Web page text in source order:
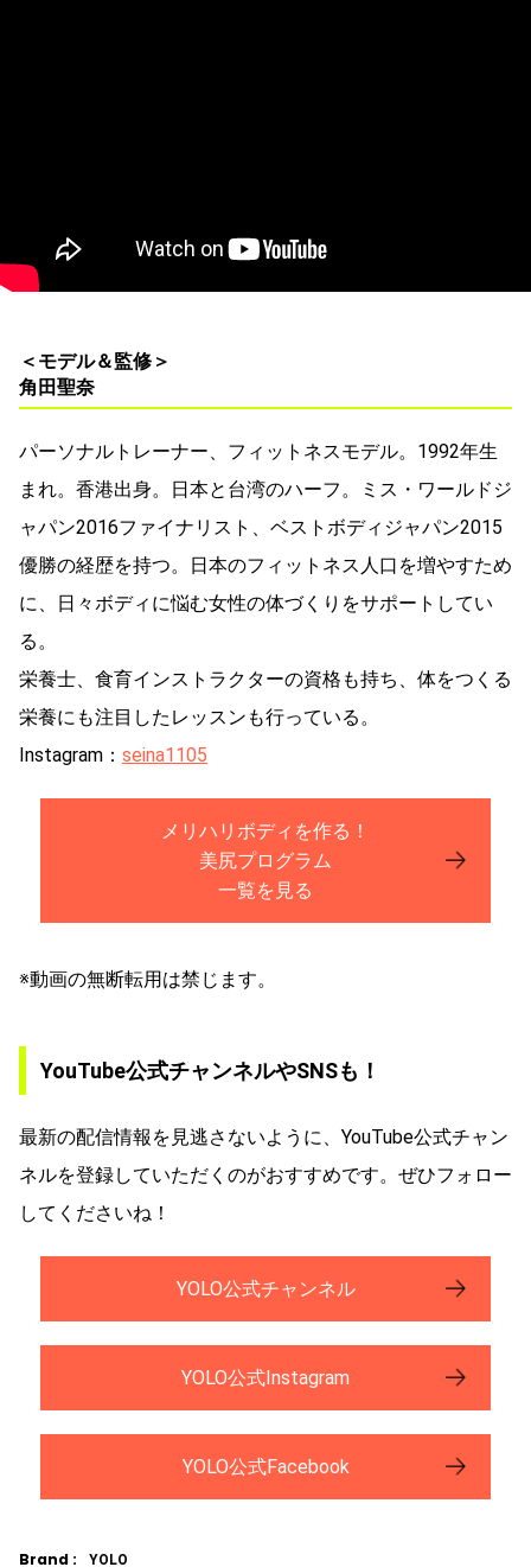
＜モデル＆監修＞
角田聖奈
パーソナルトレーナー、フィットネスモデル。1992年生
まれ。香港出身。日本と台湾のハーフ。ミス・ワールドジ
ャパン2016ファイナリスト、ベストボディジャパン2015
優勝の経歴を持つ。日本のフィットネス人口を増やすため
に、日々ボディに悩む女性の体づくりをサポートしてい
る。
栄養士、食育インストラクターの資格も持ち、体をつくる
栄養にも注目したレッスンも行っている。
Instagram： seina1105
メリハリボディを作る！
美尻プログラム
一覧を見る
※動画の無断転用は禁じます。
YouTube公式チャンネルやSNSも！
最新の配信情報を見逃さないように、YouTube公式チャン
ネルを登録していただくのがおすすめです。ぜひフォロー
してくださいね！
YOLO公式チャンネル
YOLO公式Instagram
YOLO公式Facebook
Brand : YOLO